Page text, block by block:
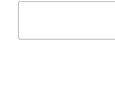
Primeiro autentique-